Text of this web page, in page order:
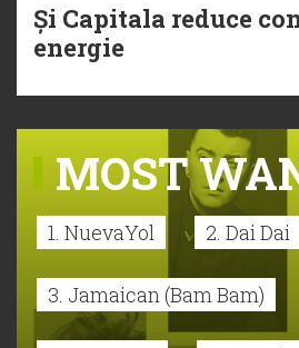
Și Capitala reduce
energie
MOST
1. NuevaYol 2. Dai Dai
3. Jamaican (Bam Bam)